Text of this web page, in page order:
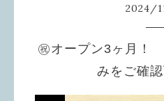
2024/
㊗️オープン3ヶ月！
みをご確認